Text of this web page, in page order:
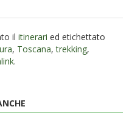
il itinerari ed etichettato
, Toscana,trekking,
.